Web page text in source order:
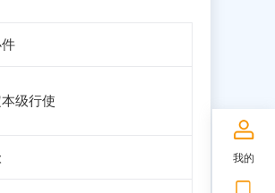
件
级行使
我的